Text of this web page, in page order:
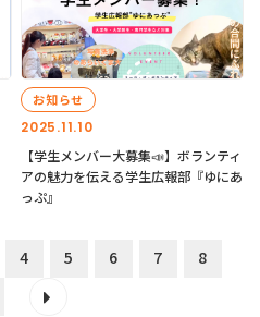
2025.11.10
お知らせ
【学生メンバー大募集📣】ボランティ
アの魅力を伝える学生広報部『ゆにあ
っぷ』
4 5 6 7
8